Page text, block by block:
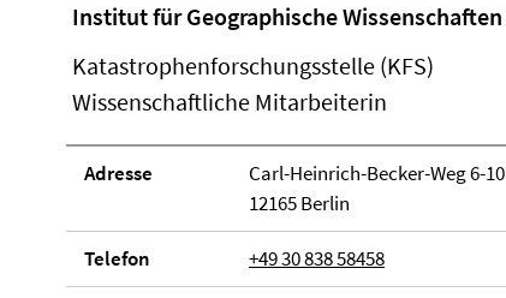
Institut für Geographische Wissenschaften
Katastrophenforschungsstelle (KFS)
Wissenschaftliche Mitarbeiterin
Adresse
Carl-Heinrich-Becker-Weg 6-10
12165 Berlin
Telefon +49 30 838 58458